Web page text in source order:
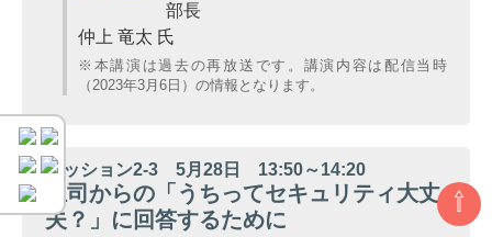
部長
仲上 竜太 氏
※本講演は過去の再放送です。講演内容は配信当時
（2023年3月6日）の情報となります。
セッション2-3 5月28日 13:50～14:20
上司からの「うちってセキュリティ大丈
夫？」に回答するために
⇧